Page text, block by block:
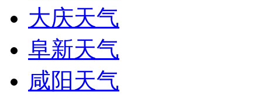
大庆天气
阜新天气
咸阳天气